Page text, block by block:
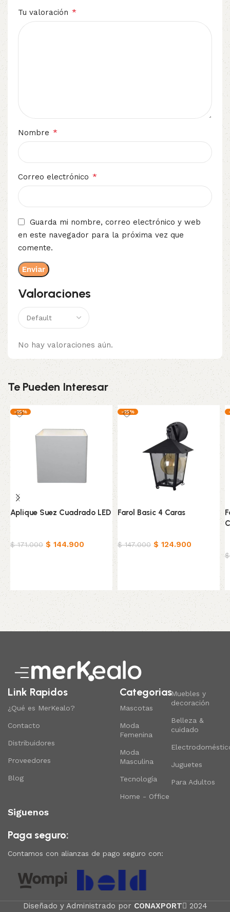
Valoraciones
No hay valoraciones aún.
Tu valoración *
Nombre *
Correo electrónico *
Guarda mi nombre, correo electrónico y web
en este navegador para la próxima vez que
comente.
Te Pueden Interesar
-15%
Aplique Suez Cuadrado LED
$171.000 $ 144.900
-15%
Farol Basic 4 Caras
$147.000 $ 124.900
$
Read More
Link Rapidos
¿Qué es MerKealo?
Contacto
Distribuidores
Proveedores
Blog
Categorias
Mascotas
Moda
Femenina
Moda
Masculina
Tecnología
Home - Office
Muebles y
decoración
Belleza &
cuidado
Juguetes
Para Adultos
Siguenos
Paga seguro:
Contamos con alianzas de pago seguro con:
Diseñado y Administrado por CONAXPORT
2024